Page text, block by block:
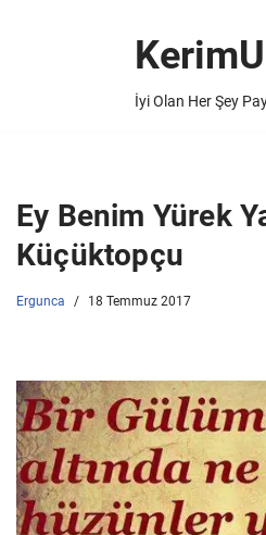
İyi Olan Her Şey
Ey Benim Yürek
Küçüktopçu
Ergunca 18 Temmuz 2017